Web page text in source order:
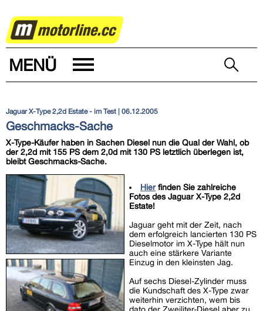
AUTOWELT
MENÜ
Jaguar X-Type 2,2d Estate - im Test | 06.12.2005
Geschmacks-Sache
X-Type-Käufer haben in Sachen Diesel nun die Qual der Wahl, ob
der 2,2d mit 155 PS dem 2,0d mit 130 PS letztlich überlegen ist,
bleibt Geschmacks-Sache.
Hierfinden Sie zahlreiche
Fotos des Jaguar X-Type 2,2d
Estate!
Jaguar geht mit der Zeit, nach
dem erfolgreich lancierten 130 PS
Dieselmotor im X-Type hält nun
auch eine stärkere Variante
Einzug in den kleinsten Jag.
Auf sechs Diesel-Zylinder muss
die Kundschaft des X-Type zwar
weiterhin verzichten, wem bis